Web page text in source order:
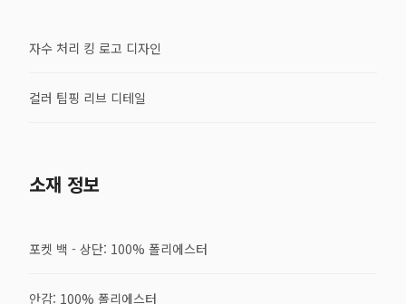
자수 처리 킹 로고 디자인
컬러 팁핑 리브 디테일
소재 정보
포켓 백 - 상단: 100% 폴리에스터
안감: 100% 폴리에스터